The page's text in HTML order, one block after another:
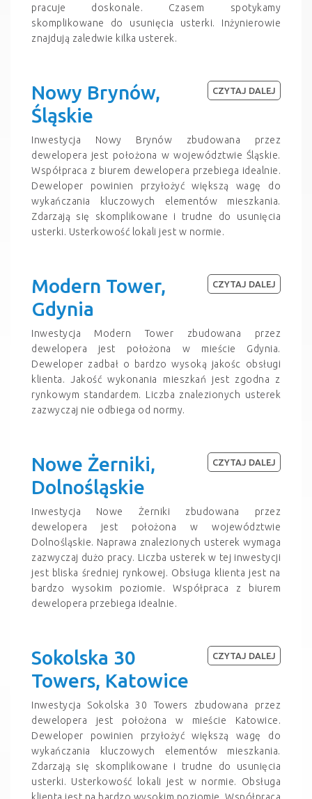
pracuje doskonale. Czasem spotykamy
skomplikowane do usunięcia usterki. Inżynierowie
znajdują zaledwie kilka usterek.
Nowy Brynów,
Śląskie
Inwestycja Nowy Brynów zbudowana przez
dewelopera jest położona w województwie Śląskie.
Współpraca z biurem dewelopera przebiega idealnie.
Deweloper powinien przyłożyć większą wagę do
wykańczania kluczowych elementów mieszkania.
Zdarzają się skomplikowane i trudne do usunięcia
usterki. Usterkowość lokali jest w normie.
CZYTAJ DALEJ
Modern Tower,
Gdynia
Inwestycja Modern Tower zbudowana przez
dewelopera jest położona w mieście Gdynia.
Deweloper zadbał o bardzo wysoką jakośc obsługi
klienta. Jakość wykonania mieszkań jest zgodna z
rynkowym standardem. Liczba znalezionych usterek
zazwyczaj nie odbiega od normy.
CZYTAJ DALEJ
Nowe Żerniki,
Dolnośląskie
Inwestycja Nowe Żerniki zbudowana przez
dewelopera jest położona w województwie
Dolnośląskie. Naprawa znalezionych usterek wymaga
zazwyczaj dużo pracy. Liczba usterek w tej inwestycji
jest bliska średniej rynkowej. Obsługa klienta jest na
bardzo wysokim poziomie. Współpraca z biurem
dewelopera przebiega idealnie.
CZYTAJ DALEJ
Sokolska 30
Towers, Katowice
Inwestycja Sokolska 30 Towers zbudowana przez
dewelopera jest położona w mieście Katowice.
Deweloper powinien przyłożyć większą wagę do
wykańczania kluczowych elementów mieszkania.
Zdarzają się skomplikowane i trudne do usunięcia
usterki. Usterkowość lokali jest w normie. Obsługa
CZYTAJ DALEJ